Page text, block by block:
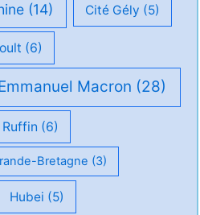
(14) Cité Gély (5)
(6)
Macron (28)
(6)
Bretagne (3)
Hubei (5)